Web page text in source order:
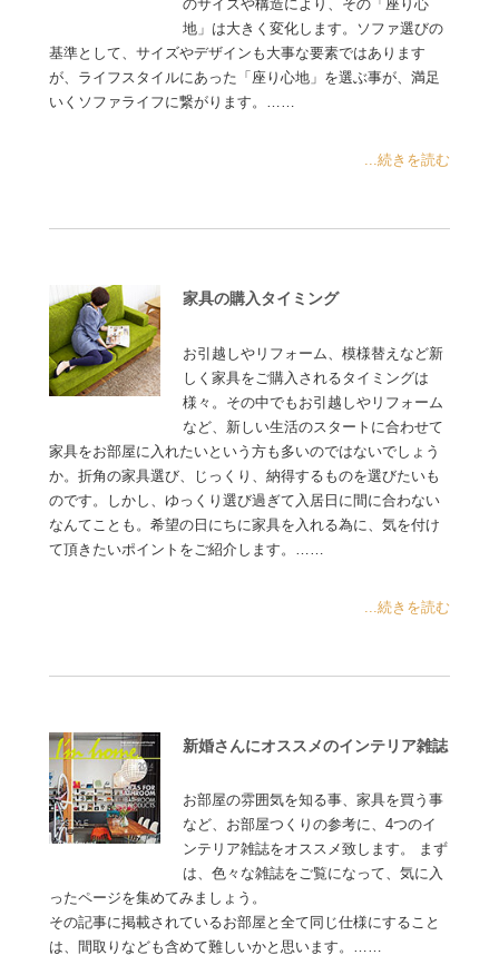
のサイズや構造により、その「座り心
地」は大きく変化します。ソファ選びの
基準として、サイズやデザインも大事な要素ではあります
が、ライフスタイルにあった「座り心地」を選ぶ事が、満足
いくソファライフに繋がります。……
...続きを読む
家具の購入タイミング
お引越しやリフォーム、模様替えなど新
しく家具をご購入されるタイミングは
様々。その中でもお引越しやリフォーム
など、新しい生活のスタートに合わせて
家具をお部屋に入れたいという方も多いのではないでしょう
か。折角の家具選び、じっくり、納得するものを選びたいも
のです。しかし、ゆっくり選び過ぎて入居日に間に合わない
なんてことも。希望の日にちに家具を入れる為に、気を付け
て頂きたいポイントをご紹介します。……
...続きを読む
新婚さんにオススメのインテリア雑誌
お部屋の雰囲気を知る事、家具を買う事
など、お部屋つくりの参考に、4つのイ
ンテリア雑誌をオススメ致します。 まず
は、色々な雑誌をご覧になって、気に入
ったページを集めてみましょう。
その記事に掲載されているお部屋と全て同じ仕様にすること
は、間取りなども含めて難しいかと思います。……